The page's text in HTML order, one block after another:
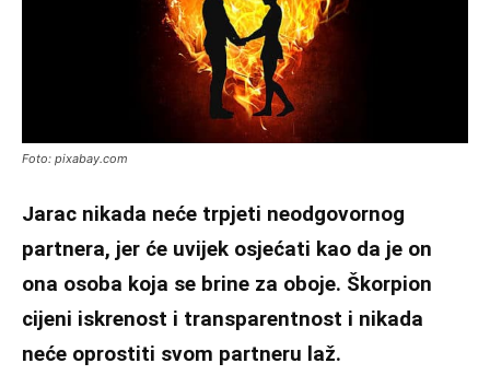
Foto: pixabay.com
Jarac nikada neće trpjeti neodgovornog
partnera, jer će uvijek osjećati kao da je on
ona osoba koja se brine za oboje. Škorpion
cijeni iskrenost i transparentnost i nikada
neće oprostiti svom partneru laž.